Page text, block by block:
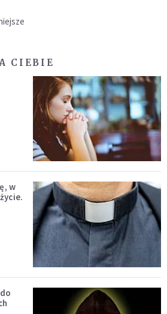
CIEBIE
w